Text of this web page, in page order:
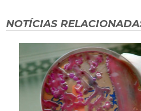
NOTÍCIAS